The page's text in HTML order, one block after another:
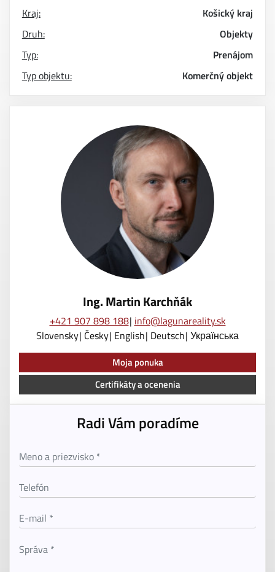
Kraj:
Košický kraj
Druh:
Objekty
Typ:
Prenájom
Typ objektu:
Komerčný objekt
Ing. Martin Karchňák
+421 907 898 188 info@lagunareality.sk
Slovensky Česky English Deutsch Українська
Moja ponuka
Certifikáty a ocenenia
Radi Vám poradíme